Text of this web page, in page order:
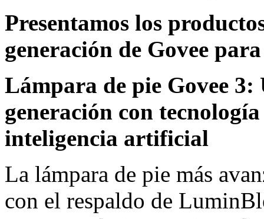
Presentamos los
generación de Govee
Lámpara de pie Govee
generación con
inteligencia artificial
La lámpara de pie más
con el respaldo de